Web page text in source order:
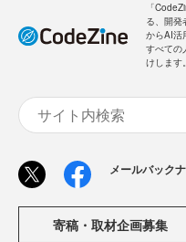
「
る、開発
からAI活
すべての
けします。
メールバック
寄稿・取材企画募集